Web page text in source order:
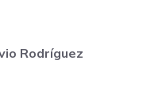
Rodríguez